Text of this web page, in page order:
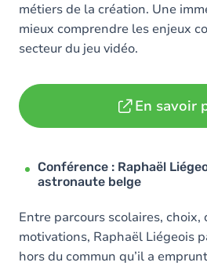
métiers de la création. Une
mieux comprendre les enjeux
secteur du jeu vidéo.
En savoir
Conférence : Raphaël
astronaute belge
Entre parcours scolaires, choix,
motivations, Raphaël Liégeois
hors du commun qu’il a